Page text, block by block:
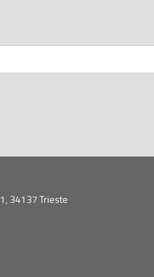
34137 Trieste